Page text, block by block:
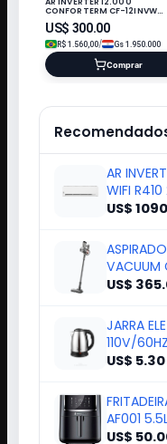
CONFORTERM
AR INVERTER 12.000
CONFORTERM CF-12INVW
WIFI/220V/60HZ Q/F/R32/
US$ 300.00
R$1.560,00/ Gs1.950.000
AR
US$
US$
JARRA
US$ 5.30